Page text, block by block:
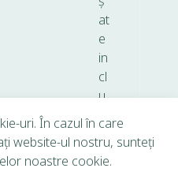
at
e
in
cl
u
T
V
uri. În cazul în care
website-ul nostru, sunteți
noastre cookie.